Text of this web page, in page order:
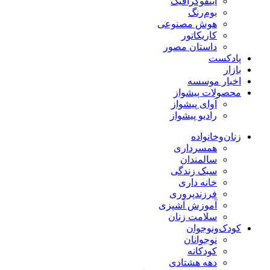
بوم‌رنگ
هوش مصنوعی
کاریکاتور
داستان مصور
پادکست
بازار
اخبار موسسه
محصولات پیشواز
آوای پیشواز
رادیو پیشواز
زنان‌وخانواده
همسرداری
سالمندان
سبک زندگی
خانه داری
فرزندپروری
آموزش آشپزی
سلامت زنان
کودک‌ونوجوان
نوجوانان
کودکانه
دهه هشتادی